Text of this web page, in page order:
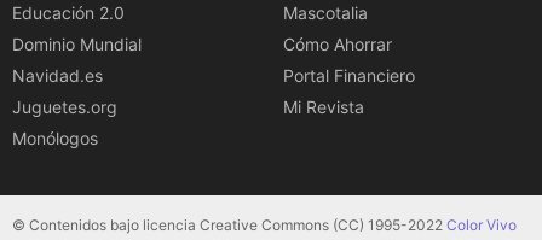
Educación 2.0
Dominio Mundial
Navidad.es
Juguetes.org
Monólogos
Mascotalia
Cómo Ahorrar
Portal Financiero
Mi Revista
© Contenidos bajo licencia Creative Commons (CC) 1995-2022 Color Vivo